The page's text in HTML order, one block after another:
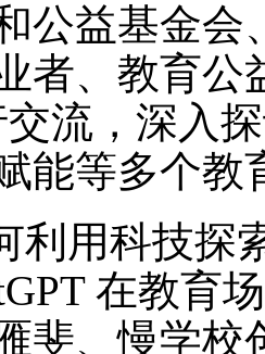
公益基金会
者、教育公
流，深入
能等多个教
利用科技探
在教育
斐、慢学校